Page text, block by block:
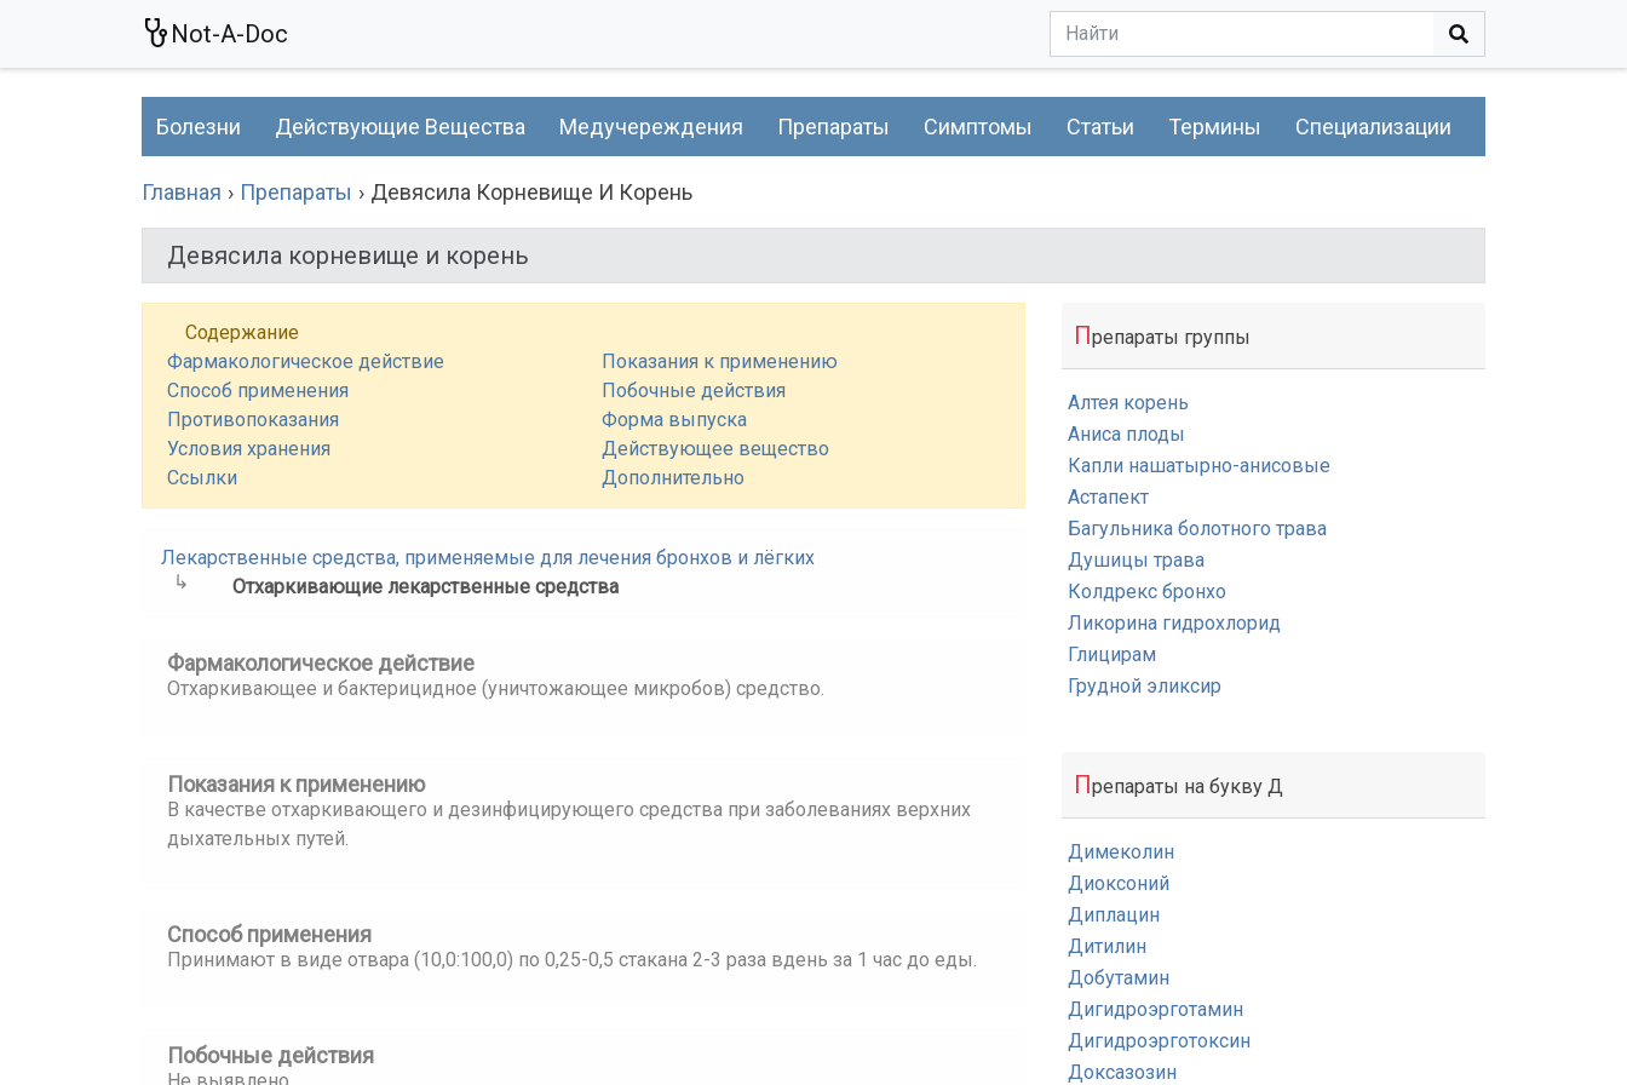
Not-A-Doc
Болезни Действующие Вещества Медучереждения Препараты Симптомы Статьи Термины Специализации
Главная Препараты Девясила Корневище И Корень
Девясила корневище и корень
Содержание
Фармакологическое действие
Показания к применению
Способ применения
Побочные действия
Противопоказания
Форма выпуска
Условия хранения
Действующее вещество
Ссылки
Дополнительно
Лекарственные средства, применяемые для лечения бронхов и лёгких
Отхаркивающие лекарственные средства
Фармакологическое действие
Отхаркивающее и бактерицидное (уничтожающее микробов) средство.
Показания к применению
В качестве отхаркивающего и дезинфицирующего средства при заболеваниях верхних
дыхательных путей.
Способ применения
Принимают в виде отвара (10,0:100,0) по 0,25-0,5 стакана 2-3 раза вдень за 1 час до еды.
Побочные действия
Препараты группы
Алтея корень
Аниса плоды
Капли нашатырно-анисовые
Астапект
Багульника болотного трава
Душицы трава
Колдрекс бронхо
Ликорина гидрохлорид
Глицирам
Грудной эликсир
Препараты на букву Д
Димеколин
Диоксоний
Диплацин
Дитилин
Добутамин
Дигидроэрготамин
Дигидроэрготоксин
Доксазозин